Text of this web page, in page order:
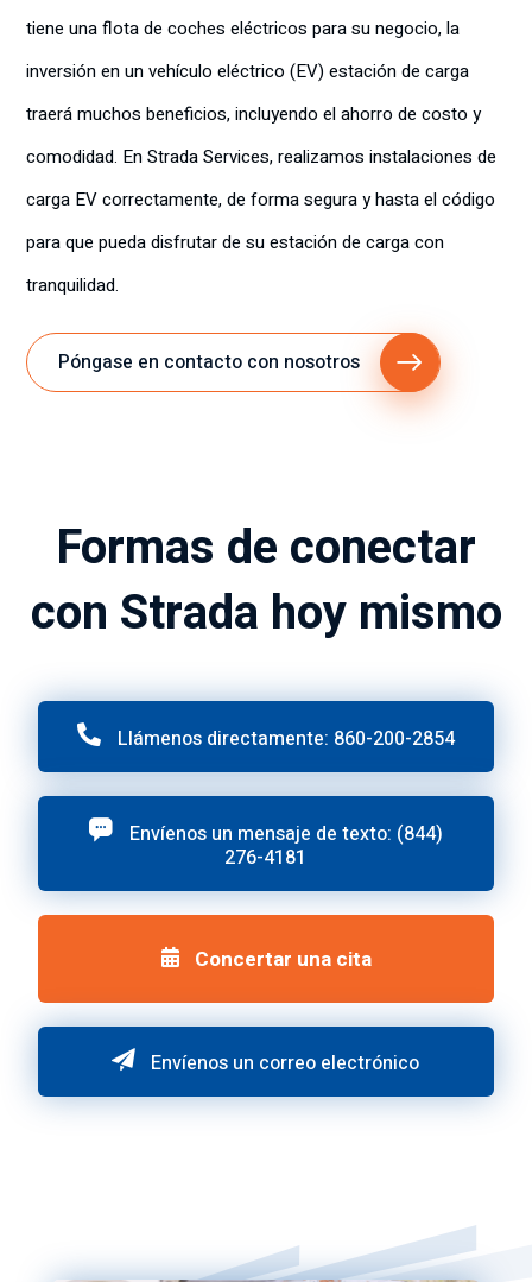
tiene una flota de coches eléctricos para su negocio, la
inversión en un vehículo eléctrico (EV) estación de carga
traerá muchos beneficios, incluyendo el ahorro de costo y
comodidad. En Strada Services, realizamos instalaciones de
carga EV correctamente, de forma segura y hasta el código
para que pueda disfrutar de su estación de carga con
tranquilidad.
Póngase en contacto con nosotros
Formas de conectar
con Strada hoy mismo
Llámenos directamente: 860-200-2854
Envíenos un mensaje de texto: (844)
276-4181
Concertar una cita
Envíenos un correo electrónico